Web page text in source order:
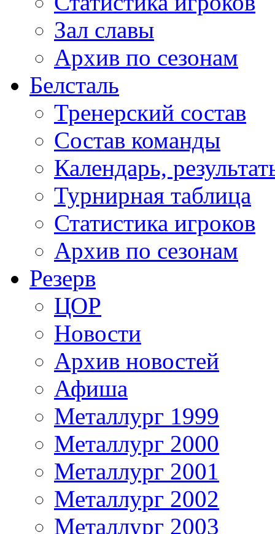
Зал славы
Архив по сезонам
Белсталь
Тренерский состав
Состав команды
Календарь,
Турнирная таблица
Статистика игроков
Архив по сезонам
Резерв
ЦОР
Новости
Архив новостей
Афиша
Металлург 1999
Металлург 2000
Металлург 2001
Металлург 2002
Металлург 2003